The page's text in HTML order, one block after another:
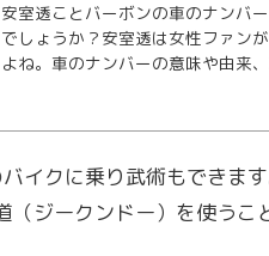
安室透ことバーボンの車のナンバ
でしょうか？安室透は女性ファン
よね。車のナンバーの意味や由来
イクに乗り武術もできま
ジークンドー）を使うこ